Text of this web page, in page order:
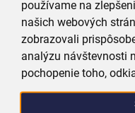
používame na
našich webových
zobrazovali
analýzu návštevnosti
pochopenie toho,
Naberačka
skladom
4,49 €